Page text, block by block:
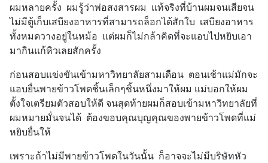
ผมหลายครั้ง  ผมรู้ว่าพ่อสงสารผม  แท้จริงที่บ้านผมจนเสียจน
ไม่มีตู้เก็บเสบียงอาหารที่สามารถล็อกได้สักใบ  เสบียงอาหาร
ทั้งหมดวางอยู่ในหม้อ  แต่ผมก็ไม่กล้าคิดที่จะแอบไปหยิบเอา
มากินแก้หิวเลยสักครั้ง
ก่อนสอบแข่งขันเข้ามหาวิทยาลัยสามเดือน  ตอนเช้าแม่มักจะ
แอบยื่นพายข้าวโพดชิ้นเล็กๆชิ้นหนึ่งมาให้ผม แม่บอกให้ผม
ตั้งใจเตรียมตัวสอบให้ดี จนสุดท้ายผมก็สอบเข้ามหาวิทยาลัยที่
ผมหมายมั่นจนได้  ต้องขอบคุณบุญคุณของพายข้าวโพดที่แม่
หยิบยื่นให้
เพราะถ้าไม่มีพายข้าวโพดในวันนั้น  ก็อาจจะไม่มีบริษัทหัว